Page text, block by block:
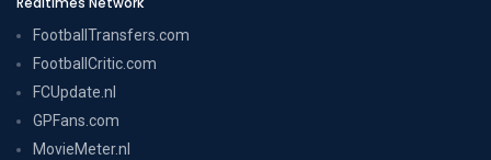
FootballTransfers.com
FootballCritic.com
FCUpdate.nl
GPFans.com
MovieMeter.nl